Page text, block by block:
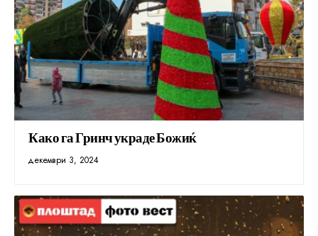
Како га Гринч украде Божиќ
декември 3, 2024